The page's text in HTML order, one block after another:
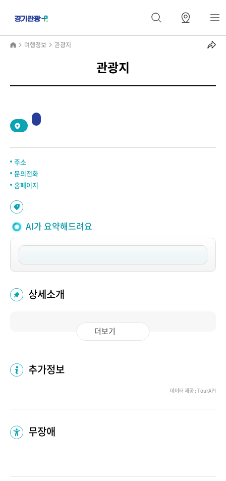
여행정보 관광지
관광지
주소
문의전화
홈페이지
AI가 요약해드려요
상세소개
더보기
추가정보
데이터 제공 : TourAPI
무장애